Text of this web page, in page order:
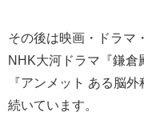
その後は映画・ドラマ
NHK大河ドラマ『鎌倉
『アンメット ある脳
続いています。